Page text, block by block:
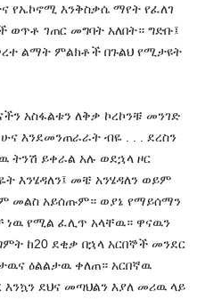
የኤኮኖሚ እንቅስቃሴ ማየት የፈለገ
ገጠር መግባት አለበት። ግድቡ፤
ልማት ምልክቶች በጉልህ የሚታዩት
አስፋልቱን ለቅቃ ኮረኮንቹ መንገድ
እንደመንጠራራት ብዬ . . . ደረስን
ትንሽ ይቀራል አሉ ወደኋላ ዞር
እንሄዳለን፤ መቼ አንሄዳለን ወይም
መልስ አይሰጡም። ወያኔ የማይሰማን
ነዉ የሚል ፈሊጥ አላቸዉ። ዋናዉን
ከ20 ደቂቃ በኋላ አርበኞች መንደር
ዕልልታዉ ቀለጠ። አርበኛዉ
ደህና መጣህልን እያለ መሪዉ ላይ